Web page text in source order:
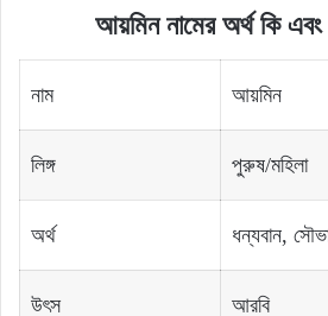
আয়মিন নামের অর্থ কি এবং
নাম আয়মিন
লিঙ্গ পুরুষ/মহিলা
অর্থ ধন্যবান,
উৎস আরবি